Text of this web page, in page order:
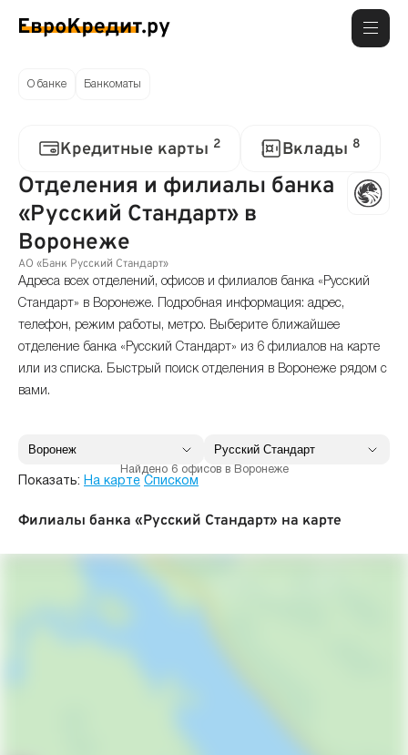
О банке Банкоматы
Кредитные карты 2 Вклады 8
Отделения и филиалы банка
«Русский Стандарт» в
Воронеже
АО «Банк Русский Стандарт»
Адреса всех отделений, офисов и филиалов банка «Русский
Стандарт» в Воронеже. Подробная информация: адрес,
телефон, режим работы, метро. Выберите ближайшее
отделение банка «Русский Стандарт» из 6 филиалов на карте
или из списка. Быстрый поиск отделения в Воронеже рядом с
вами.
Найдено 6 офисов в Воронеже
Показать: На карте Списком
Филиалы банка «Русский Стандарт» на карте